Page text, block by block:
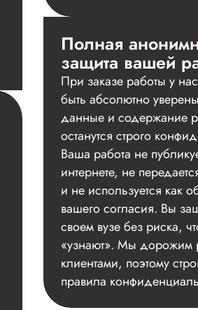
Полная
защита вашей
При заказе работы у
быть абсолютно
данные и содержание
останутся строго
Ваша работа не
интернете, не
и не используется как
вашего согласия. Вы
своем вузе без риска,
«узнают». Мы дорожим
клиентами, поэтому
правила